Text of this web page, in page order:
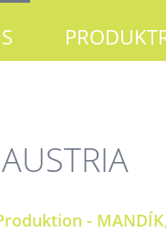
-